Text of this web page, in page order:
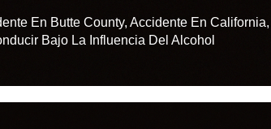
En Butte County, Accidente En California,
Bajo La Influencia Del Alcohol